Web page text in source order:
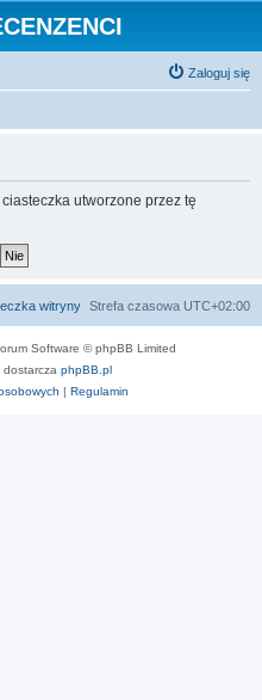
Zaloguj się
utworzone przez tę
Strefa czasowa UTC+02:00
witryny
Software © phpBB Limited
dostarcza phpBB.pl
| Regulamin